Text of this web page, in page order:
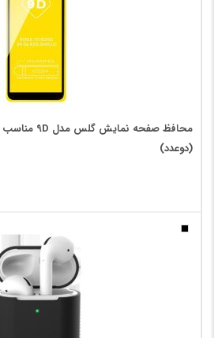
(دوعدد)